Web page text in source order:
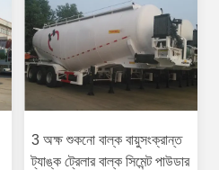
3 অক্ষ শুকনো বাল্ক বায়ুসংক্রান্ত
ট্যাঙ্ক ট্রেলার বাল্ক সিমেন্ট পাউডার